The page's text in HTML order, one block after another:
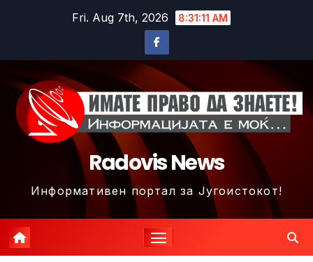
Fri. Aug 7th, 2026 8:31:14 AM
Radovis News
Информативен портал за Југоистокот!